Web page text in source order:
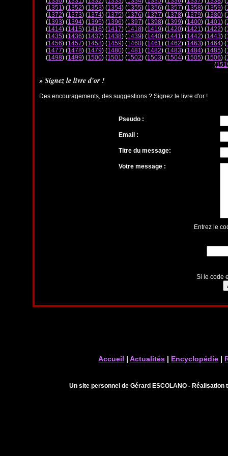
(1351) (1352) (1353) (1354) (1355) (1356) (1357) (1358) (1359) (
(1372) (1373) (1374) (1375) (1376) (1377) (1378) (1379) (1380) (
(1393) (1394) (1395) (1396) (1397) (1398) (1399) (1400) (1401) (
(1414) (1415) (1416) (1417) (1418) (1419) (1420) (1421) (1422) (
(1435) (1436) (1437) (1438) (1439) (1440) (1441) (1442) (1443) (
(1456) (1457) (1458) (1459) (1460) (1461) (1462) (1463) (1464) (
(1477) (1478) (1479) (1480) (1481) (1482) (1483) (1484) (1485) (
(1498) (1499) (1500) (1501) (1502) (1503) (1504) (1505) (1506) (
(
» Signez le livre d'or !
Des encouragements, des suggestions ? Signez le livre d'or !
Pseudo :
Email :
Titre du message:
Votre message :
Entrez le
Si le code
Accueil |Actualités | Encyclopédie |
Un site personnel de Gérard ESCOLANO -